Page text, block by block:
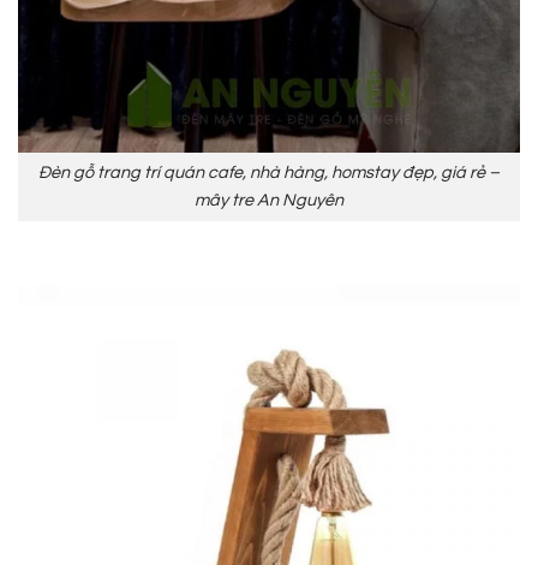
Đèn gỗ trang trí quán cafe, nhà hàng, homstay đẹp, giá rẻ –
mây tre An Nguyên